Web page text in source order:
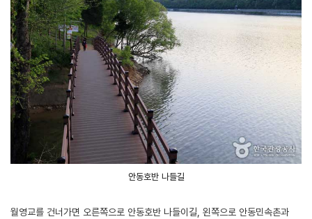
안동호반 나들길
월영교를 건너가면 오른쪽으로 안동호반 나들이길, 왼쪽으로 안동민속촌과